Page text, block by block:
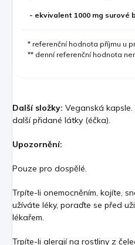
- ekvivalent 1000 mg surové
* referenční hodnota příjmu u
** denní referenční hodnota
Další složky: Veganská
další přidané látky (éčka).
Upozornění:
Pouze pro dospělé.
Trpíte-li onemocněním, kojíte,
užíváte léky, poraďte se před
lékařem.
Trpíte-li alergií na rostliny z